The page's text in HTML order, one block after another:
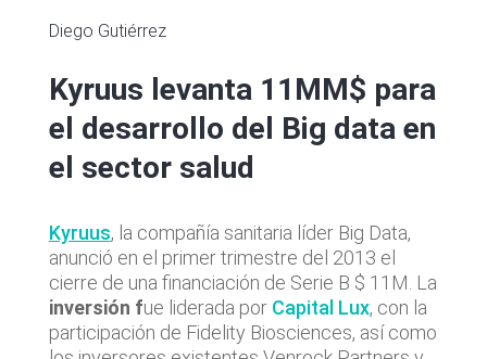
Diego Gutiérrez
Kyruus levanta 11MM$ para
el desarrollo del Big data en
el sector salud
Kyruus, la compañía sanitaria líder Big Data,
anunció en el primer trimestre del 2013 el
cierre de una financiación de Serie B $ 11M. La
inversión fue liderada por Capital Lux, con la
participación de Fidelity Biosciences, así como